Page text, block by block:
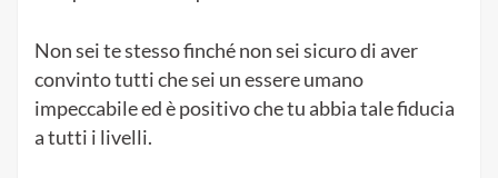
Non sei te stesso finché non sei sicuro di aver
convinto tutti che sei un essere umano
impeccabile ed è positivo che tu abbia tale fiducia
a tutti i livelli.